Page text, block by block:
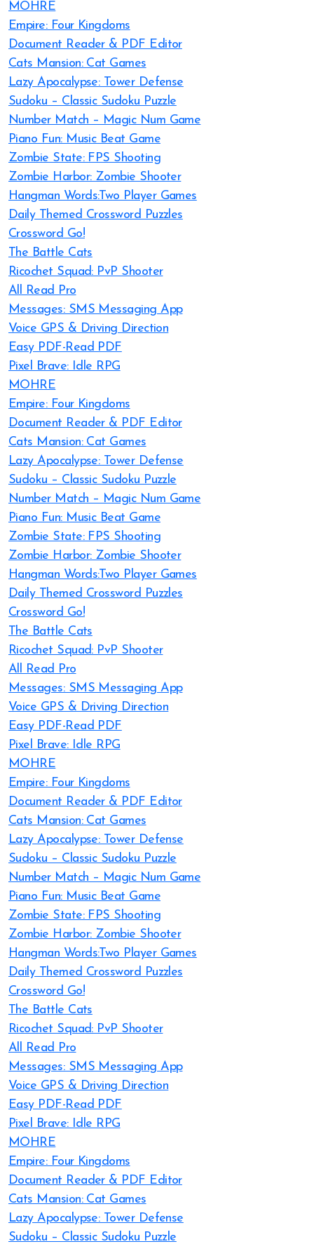
MOHRE
Empire: Four Kingdoms
Document Reader & PDF Editor
Cats Mansion: Cat Games
Lazy Apocalypse: Tower Defense
Sudoku – Classic Sudoku Puzzle
Number Match – Magic Num Game
Piano Fun: Music Beat Game
Zombie State: FPS Shooting
Zombie Harbor: Zombie Shooter
Hangman Words:Two Player Games
Daily Themed Crossword Puzzles
Crossword Go!
The Battle Cats
Ricochet Squad: PvP Shooter
All Read Pro
Messages: SMS Messaging App
Voice GPS & Driving Direction
Easy PDF-Read PDF
Pixel Brave: Idle RPG
MOHRE
Empire: Four Kingdoms
Document Reader & PDF Editor
Cats Mansion: Cat Games
Lazy Apocalypse: Tower Defense
Sudoku – Classic Sudoku Puzzle
Number Match – Magic Num Game
Piano Fun: Music Beat Game
Zombie State: FPS Shooting
Zombie Harbor: Zombie Shooter
Hangman Words:Two Player Games
Daily Themed Crossword Puzzles
Crossword Go!
The Battle Cats
Ricochet Squad: PvP Shooter
All Read Pro
Messages: SMS Messaging App
Voice GPS & Driving Direction
Easy PDF-Read PDF
Pixel Brave: Idle RPG
MOHRE
Empire: Four Kingdoms
Document Reader & PDF Editor
Cats Mansion: Cat Games
Lazy Apocalypse: Tower Defense
Sudoku – Classic Sudoku Puzzle
Number Match – Magic Num Game
Piano Fun: Music Beat Game
Zombie State: FPS Shooting
Zombie Harbor: Zombie Shooter
Hangman Words:Two Player Games
Daily Themed Crossword Puzzles
Crossword Go!
The Battle Cats
Ricochet Squad: PvP Shooter
All Read Pro
Messages: SMS Messaging App
Voice GPS & Driving Direction
Easy PDF-Read PDF
Pixel Brave: Idle RPG
MOHRE
Empire: Four Kingdoms
Document Reader & PDF Editor
Cats Mansion: Cat Games
Lazy Apocalypse: Tower Defense
Sudoku – Classic Sudoku Puzzle